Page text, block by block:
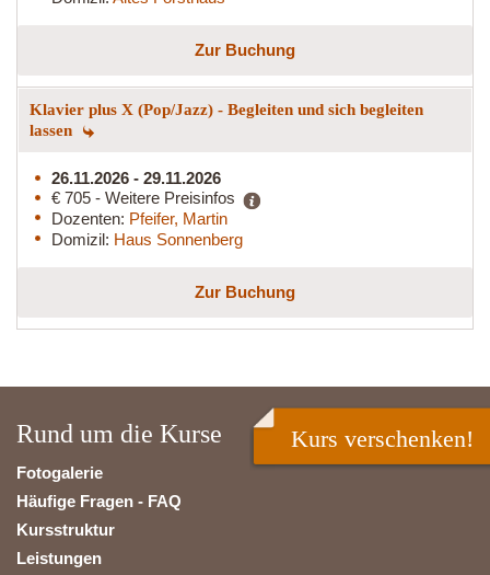
Zur Buchung
Klavier plus X (Pop/Jazz) - Begleiten und sich begleiten
lassen
26.11.2026 - 29.11.2026
€ 705 - Weitere Preisinfos
Dozenten: Pfeifer, Martin
Domizil: Haus Sonnenberg
Zur Buchung
Rund um die Kurse
Fotogalerie
Häufige Fragen - FAQ
Kursstruktur
Leistungen
Kurs verschenken!